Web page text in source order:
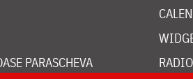
PARASCHEVA